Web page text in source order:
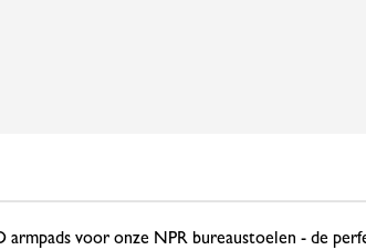
armpads voor onze NPR bureaustoelen - de